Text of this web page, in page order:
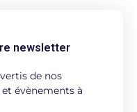
newsletter
de nos
évènements à